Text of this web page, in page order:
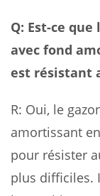
Q: Est-ce
avec fond
est résistant
R: Oui, le
amortissant
pour résister
plus difficiles.